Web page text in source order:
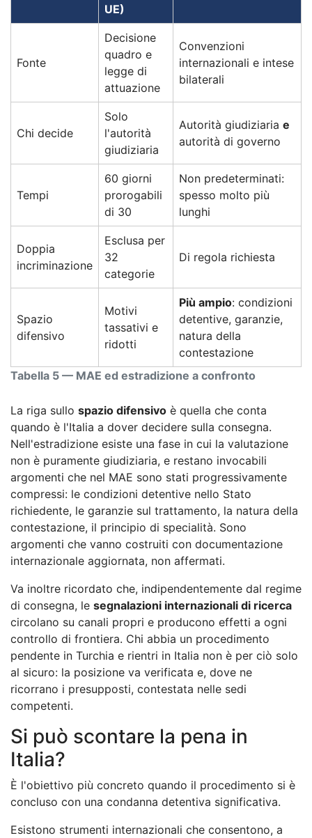
Tabella 5 — MAE ed estradizione a confronto
UE)
Fonte
Decisione
quadro e
legge di
attuazione
Convenzioni
internazionali e intese
bilaterali
Chi decide
Solo
l'autorità
giudiziaria
Autorità giudiziaria e
autorità di governo
Tempi
60 giorni
prorogabili
di 30
Non predeterminati:
spesso molto più
lunghi
Doppia
incriminazione
Esclusa per
32
categorie
Di regola richiesta
Spazio
difensivo
Motivi
tassativi e
ridotti
Più ampio: condizioni
detentive, garanzie,
natura della
contestazione
La riga sullo spazio difensivo è quella che conta
quando è l'Italia a dover decidere sulla consegna.
Nell'estradizione esiste una fase in cui la valutazione
non è puramente giudiziaria, e restano invocabili
argomenti che nel MAE sono stati progressivamente
compressi: le condizioni detentive nello Stato
richiedente, le garanzie sul trattamento, la natura della
contestazione, il principio di specialità. Sono
argomenti che vanno costruiti con documentazione
internazionale aggiornata, non affermati.
Va inoltre ricordato che, indipendentemente dal regime
di consegna, le segnalazioni internazionali di ricerca
circolano su canali propri e producono effetti a ogni
controllo di frontiera. Chi abbia un procedimento
pendente in Turchia e rientri in Italia non è per ciò solo
al sicuro: la posizione va verificata e, dove ne
ricorrano i presupposti, contestata nelle sedi
competenti.
Si può scontare la pena in
Italia?
È l'obiettivo più concreto quando il procedimento si è
concluso con una condanna detentiva significativa.
Esistono strumenti internazionali che consentono, a